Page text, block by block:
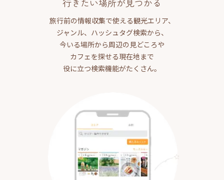
旅行前の情報収集で使える観光エリア、
ジャンル、ハッシュタグ検索から、
今いる場所から周辺の見どころや
カフェを探せる現在地まで
役に立つ検索機能がたくさん。